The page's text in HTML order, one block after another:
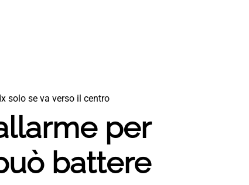
solo se va verso il centro
per
battere